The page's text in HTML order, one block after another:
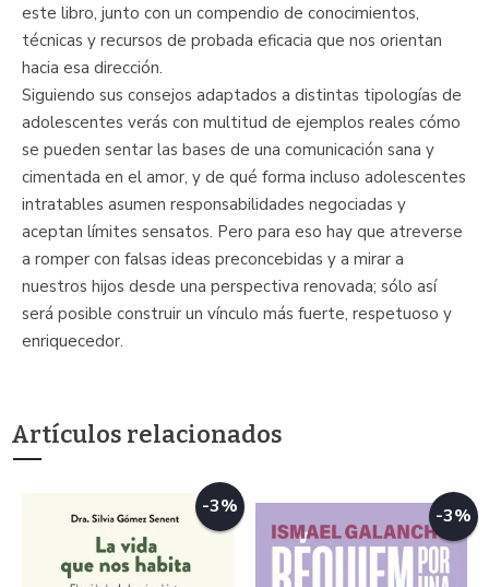
este libro, junto con un compendio de conocimientos,
técnicas y recursos de probada eficacia que nos orientan
hacia esa dirección.
Siguiendo sus consejos adaptados a distintas tipologías de
adolescentes verás con multitud de ejemplos reales cómo
se pueden sentar las bases de una comunicación sana y
cimentada en el amor, y de qué forma incluso adolescentes
intratables asumen responsabilidades negociadas y
aceptan límites sensatos. Pero para eso hay que atreverse
a romper con falsas ideas preconcebidas y a mirar a
nuestros hijos desde una perspectiva renovada; sólo así
será posible construir un vínculo más fuerte, respetuoso y
enriquecedor.
Artículos relacionados
-3% -3%